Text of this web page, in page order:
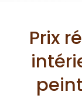
Prix